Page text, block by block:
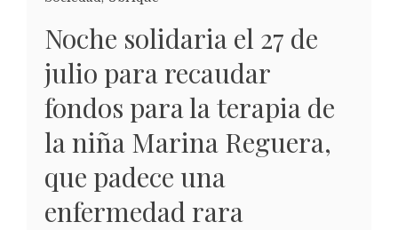
Noche solidaria el 27 de
julio para recaudar
fondos para la terapia de
la niña Marina Reguera,
que padece una
enfermedad rara